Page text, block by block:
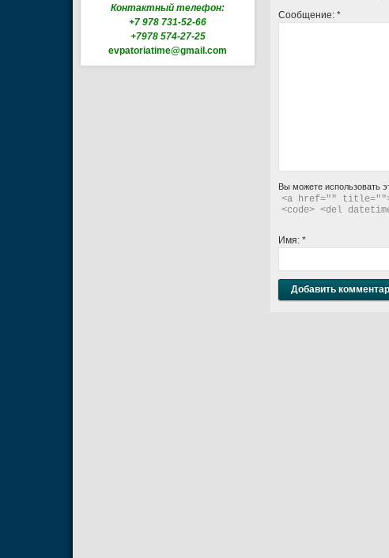
Контактный телефон:
+7 978 731-52-66
+7978 574-27-25
evpatoriatime@gmail.com
Сообщение: *
Вы можете использовать
<a href=""
<code> <del
Имя: *